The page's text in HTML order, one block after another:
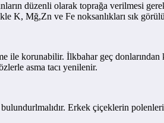
düzenli olarak toprağa verilmesi
K, Mğ,Zn ve Fe noksanlıkları sık
ile korunabilir. İlkbahar geç
asma tacı yenilenir.
Erkek çiçeklerin